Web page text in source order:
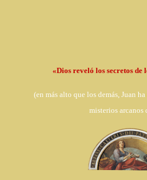
«Dios reveló los secretos de
(en más alto que los demás, Juan
misterios arcanos